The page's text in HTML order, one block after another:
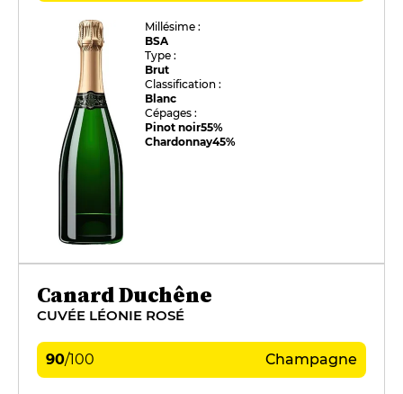
Millésime :
BSA
Type :
Brut
Classification :
Blanc
Cépages :
Pinot noir55%
Chardonnay45%
Canard Duchêne
CUVÉE LÉONIE ROSÉ
90/100 Champagne